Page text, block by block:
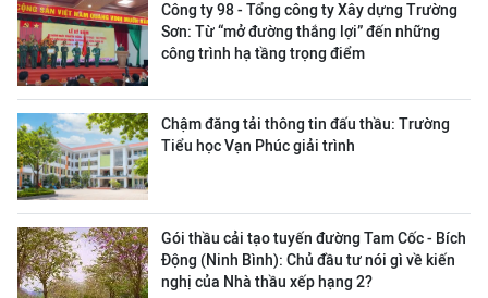
Công ty 98 - Tổng công ty Xây dựng Trường
Sơn: Từ “mở đường thắng lợi” đến những
công trình hạ tầng trọng điểm
Chậm đăng tải thông tin đấu thầu: Trường
Tiểu học Vạn Phúc giải trình
Gói thầu cải tạo tuyến đường Tam Cốc - Bích
Động (Ninh Bình): Chủ đầu tư nói gì về kiến
nghị của Nhà thầu xếp hạng 2?